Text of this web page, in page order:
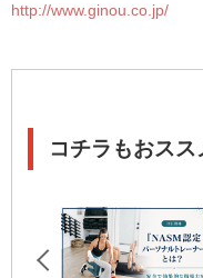
http://www.ginou.co.jp/
コチラもおスス